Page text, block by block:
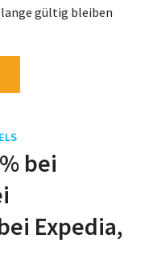
gültig bleiben
bei
Expedia,